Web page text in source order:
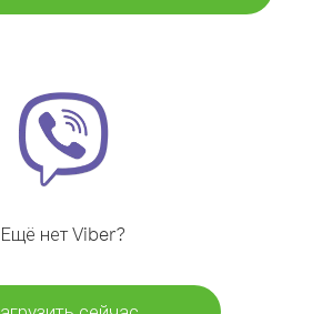
Ещё нет Viber?